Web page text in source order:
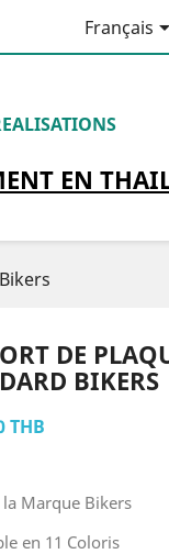
Français
EN
DE
BIKERS
THB
la Marque Bikers
en 11 Coloris